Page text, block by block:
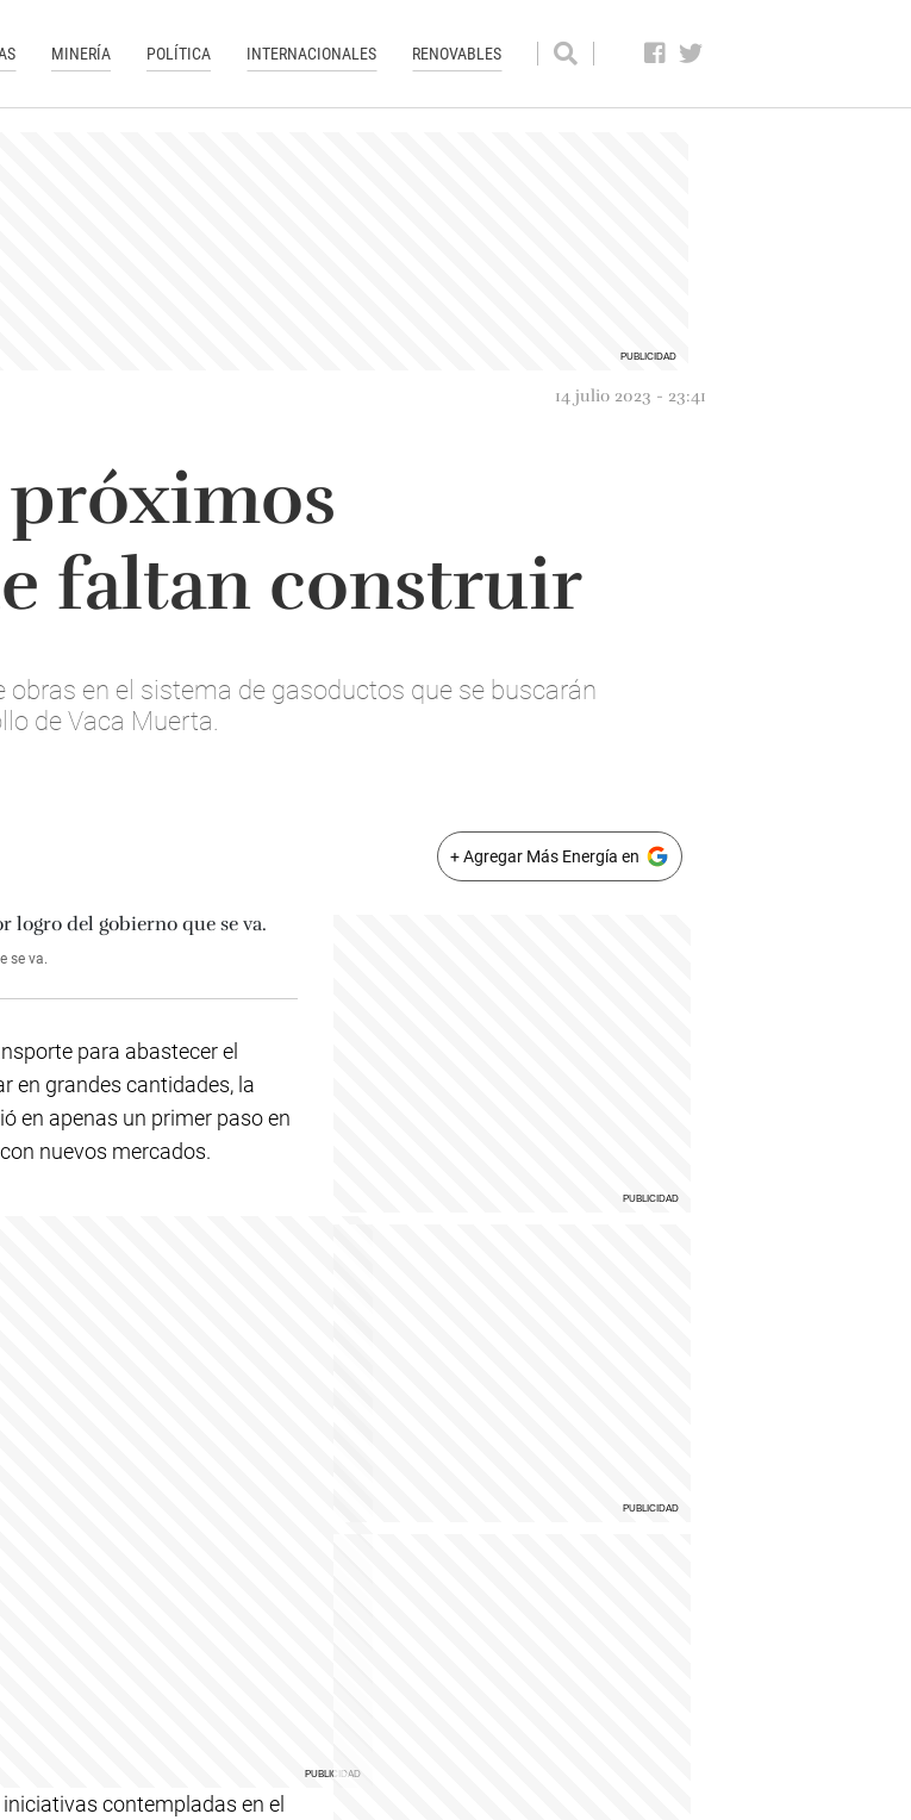
MINERÍA POLÍTICA INTERNACIONALES RENOVABLES
14 julio 2023 - 23:41
próximos
faltan construir
en el sistema de gasoductos que se buscarán
de Vaca Muerta.
+ Agregar Más Energía en
se va.
para abastecer el
en grandes cantidades, la
en apenas un primer paso en
con nuevos mercados.
contempladas en el